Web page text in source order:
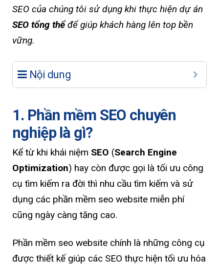
SEO của chúng tôi sử dụng khi thực hiện dự án
SEO tổng thểđể giúp khách hàng lên top bền
vững.
Nội dung
1. Phần mềm SEO chuyên
nghiệp là gì?
Kể từ khi khái niệm SEO (Search Engine
Optimization) hay còn được gọi là tối ưu công
cụ tìm kiếm ra đời thì nhu cầu tìm kiếm và sử
dụng các phần mềm seo website miễn phí
cũng ngày càng tăng cao.
Phần mềm seo website chính là những công cụ
được thiết kế giúp các SEO thực hiện tối ưu hóa